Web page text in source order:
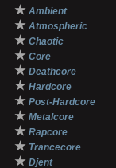
★ Ambient
★ Atmospheric
★ Chaotic
★ Core
★ Deathcore
★ Hardcore
★ Post-Hardcore
★ Metalcore
★ Rapcore
★ Trancecore
★ Djent